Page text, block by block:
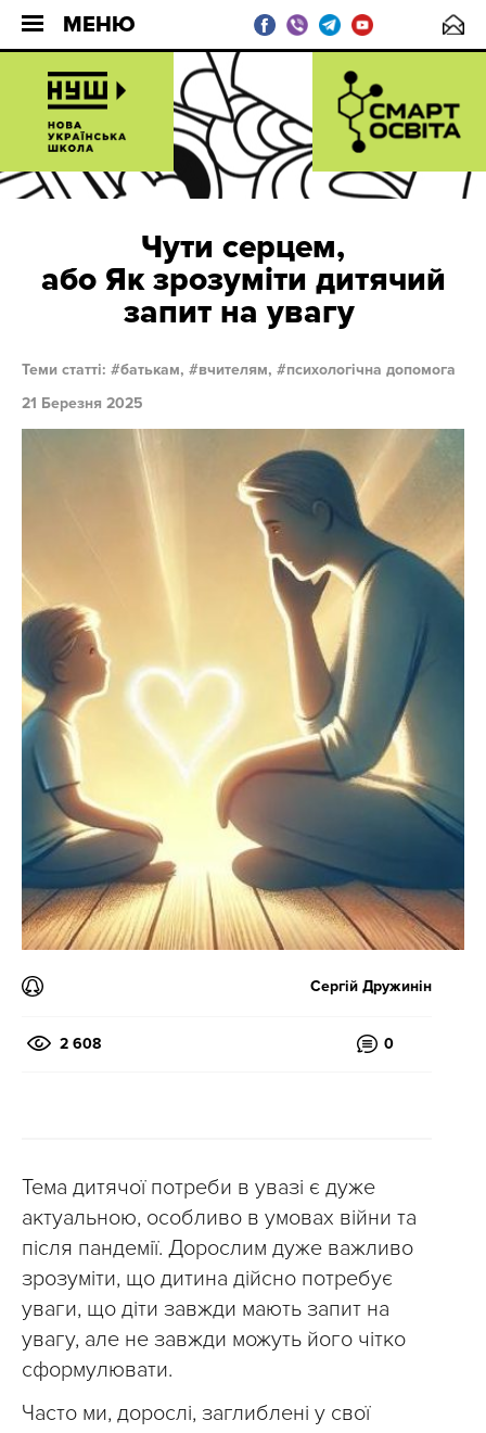
МЕНЮ
Чути серцем,
або Як зрозуміти дитячий
запит на увагу
Теми статті: батькам, вчителям,
психологічна допомога
21 Березня 2025
Сергій Дружинін
2 608 0
Тема дитячої потреби в увазі є дуже
актуальною, особливо в умовах війни та
після пандемії. Дорослим дуже важливо
зрозуміти, що дитина дійсно потребує
уваги, що діти завжди мають запит на
увагу, але не завжди можуть його чітко
сформулювати.
Часто ми, дорослі, заглиблені у свої